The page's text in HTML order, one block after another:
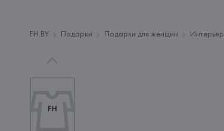
FH.BY Подарки Подарки для женщин Интерьер